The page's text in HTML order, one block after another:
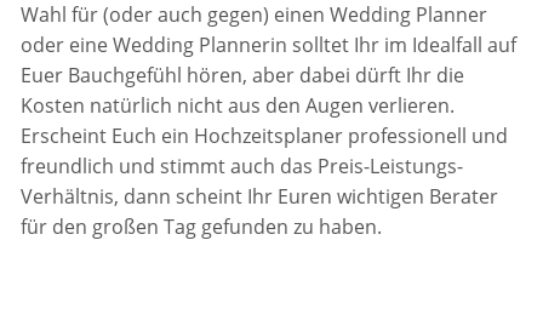
Wahl für (oder auch gegen) einen Wedding Planner
oder eine Wedding Plannerin solltet Ihr im Idealfall auf
Euer Bauchgefühl hören, aber dabei dürft Ihr die
Kosten natürlich nicht aus den Augen verlieren.
Erscheint Euch ein Hochzeitsplaner professionell und
freundlich und stimmt auch das Preis-Leistungs-
Verhältnis, dann scheint Ihr Euren wichtigen Berater
für den großen Tag gefunden zu haben.